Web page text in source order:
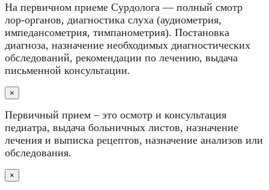
На первичном приеме Сурдолога — полный смотр
лор-органов, диагностика слуха (аудиометрия,
импедансометрия, тимпанометрия). Постановка
диагноза, назначение необходимых диагностических
обследований, рекомендации по лечению, выдача
письменной консультации.
×
Первичный прием – это осмотр и консультация
педиатра, выдача больничных листов, назначение
лечения и выписка рецептов, назначение анализов или
обследования.
×